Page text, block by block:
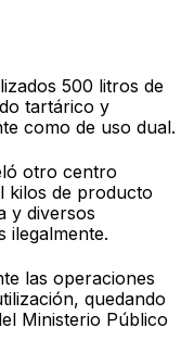
500 litros de
tartárico y
como de uso dual.
otro centro
kilos de producto
y diversos
ilegalmente.
las operaciones
quedando
Ministerio Público